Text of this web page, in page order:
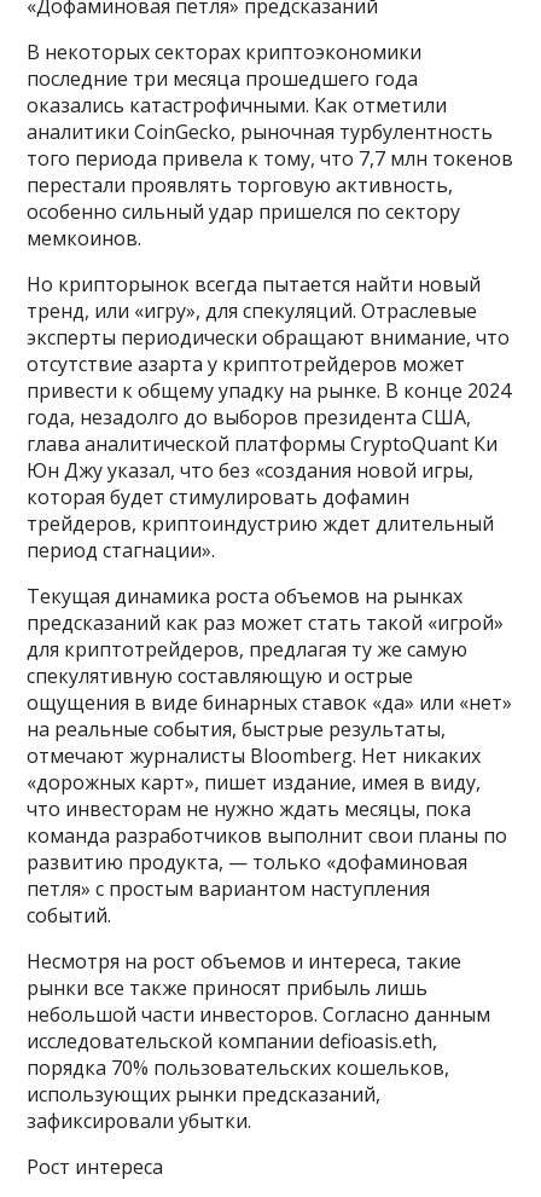
«Дофаминовая петля» предсказаний
В некоторых секторах криптоэкономики
последние три месяца прошедшего года
оказались катастрофичными. Как отметили
аналитики CoinGecko, рыночная турбулентность
того периода привела к тому, что 7,7 млн токенов
перестали проявлять торговую активность,
особенно сильный удар пришелся по сектору
мемкоинов.
Но крипторынок всегда пытается найти новый
тренд, или «игру», для спекуляций. Отраслевые
эксперты периодически обращают внимание, что
отсутствие азарта у криптотрейдеров может
привести к общему упадку на рынке. В конце 2024
года, незадолго до выборов президента США,
глава аналитической платформы CryptoQuant Ки
Юн Джу указал, что без «создания новой игры,
которая будет стимулировать дофамин
трейдеров, криптоиндустрию ждет длительный
период стагнации».
Текущая динамика роста объемов на рынках
предсказаний как раз может стать такой «игрой»
для криптотрейдеров, предлагая ту же самую
спекулятивную составляющую и острые
ощущения в виде бинарных ставок «да» или «нет»
на реальные события, быстрые результаты,
отмечают журналисты Bloomberg. Нет никаких
«дорожных карт», пишет издание, имея в виду,
что инвесторам не нужно ждать месяцы, пока
команда разработчиков выполнит свои планы по
развитию продукта, — только «дофаминовая
петля» с простым вариантом наступления
событий.
Несмотря на рост объемов и интереса, такие
рынки все также приносят прибыль лишь
небольшой части инвесторов. Согласно данным
исследовательской компании defioasis.eth,
порядка 70% пользовательских кошельков,
использующих рынки предсказаний,
зафиксировали убытки.
Рост интереса